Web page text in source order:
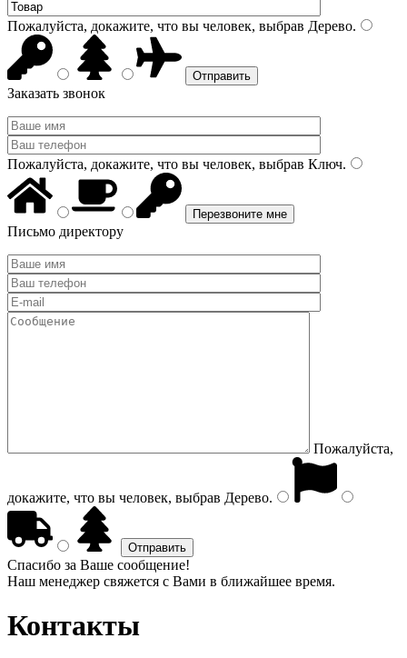
Пожалуйста, докажите, что вы человек, выбрав Дерево.
Заказать звонок
Пожалуйста, докажите, что вы человек, выбрав Ключ.
Письмо директору
Пожалуйста,
докажите, что вы человек, выбрав Дерево.
Спасибо за Ваше сообщение!
Наш менеджер свяжется с Вами в ближайшее время.
Контакты